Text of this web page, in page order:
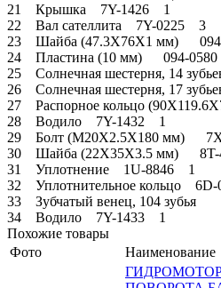
21 Крышка 7Y-1426 1
22 Вал сателлита 7Y-0225 3
23 Шайба (47.3X76X1 мм)
24 Пластина (10 мм) 094-
25 Солнечная шестерня, 14
26 Солнечная шестерня, 17
27 Распорное кольцо
28 Водило 7Y-1432 1
29 Болт (M20X2.5X180 мм)
30 Шайба (22X35X3.5 мм)
31 Уплотнение 1U-8846 1
32 Уплотнительное кольцо
33 Зубчатый венец, 104 зубья
34 Водило 7Y-1433 1
Похожие товары
Фото
Наименование